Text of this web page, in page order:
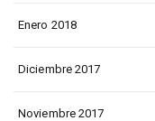
Enero 2018
Diciembre 2017
Noviembre 2017